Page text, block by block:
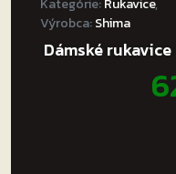
Kategórie:Rukavice,
Výrobca:Shima
Dámské